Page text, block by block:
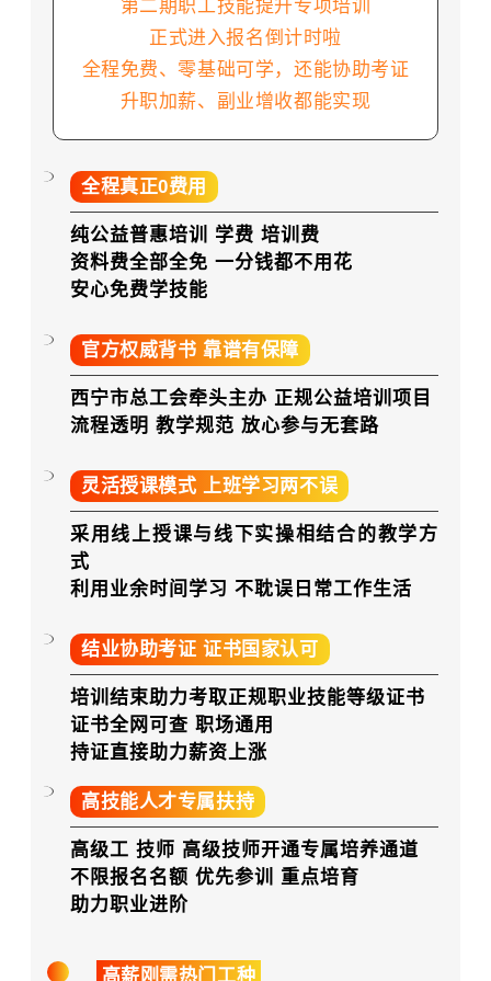
第二期职工技能提升专项培训
正式进入报名倒计时啦
全程免费、零基础可学，还能协助考证
升职加薪、副业增收都能实现
全程真正0费用
纯公益普惠培训 学费 培训费
资料费全部全免 一分钱都不用花
安心免费学技能
官方权威背书 靠谱有保障
西宁市总工会牵头主办 正规公益培训项目
流程透明 教学规范 放心参与无套路
灵活授课模式 上班学习两不误
采用线上授课与线下实操相结合的教学方
式
利用业余时间学习 不耽误日常工作生活
结业协助考证 证书国家认可
培训结束助力考取正规职业技能等级证书
证书全网可查 职场通用
持证直接助力薪资上涨
高技能人才专属扶持
高级工 技师 高级技师开通专属培养通道
不限报名名额 优先参训 重点培育
助力职业进阶
高薪刚需热门工种